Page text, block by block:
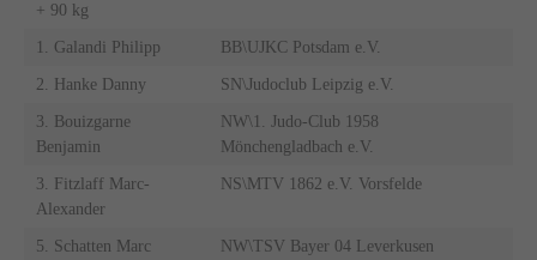
+ 90 kg
1. Galandi Philipp BB\UJKC Potsdam e.V.
2. Hanke Danny SN\Judoclub Leipzig e.V.
3. Bouizgarne
Benjamin
NW\1. Judo-Club 1958
Mönchengladbach e.V.
3. Fitzlaff Marc-
Alexander
NS\MTV 1862 e.V. Vorsfelde
5. Schatten Marc
NW\TSV Bayer 04 Leverkusen